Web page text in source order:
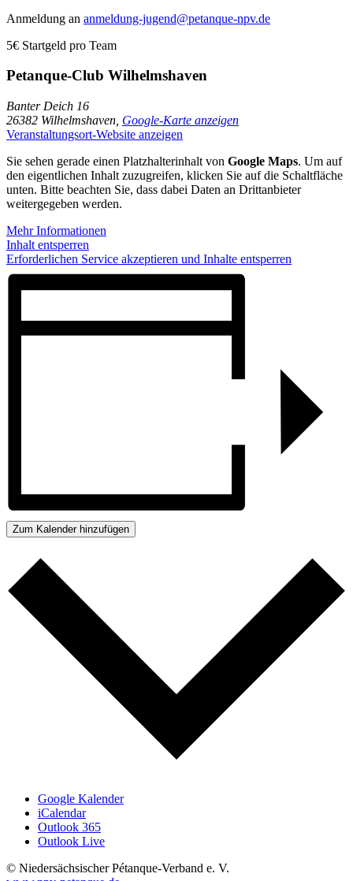
Anmeldung an anmeldung-jugend@petanque-npv.de
5€ Startgeld pro Team
Petanque-Club Wilhelmshaven
Banter Deich 16
26382 Wilhelmshaven Google-Karte anzeigen
Veranstaltungsort-Website anzeigen
Sie sehen gerade einen Platzhalterinhalt von Google Maps. Um auf
den eigentlichen Inhalt zuzugreifen, klicken Sie auf die Schaltfläche
unten. Bitte beachten Sie, dass dabei Daten an Drittanbieter
weitergegeben werden.
Mehr Informationen
Inhalt entsperren
Erforderlichen Service akzeptieren und Inhalte entsperren
Zum Kalender hinzufügen
Google Kalender
iCalendar
Outlook 365
Outlook Live
© Niedersächsischer Pétanque-Verband e. V.